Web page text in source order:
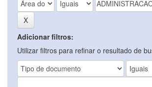
Adicionar filtros:
Utilizar filtros para refinar o resultado de